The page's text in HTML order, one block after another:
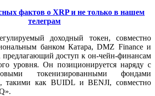
фактов о XRP и не только в нашем
телеграм
доходный токен, совместно
банком Катара, DMZ Finance и
предлагающий доступ к он-чейн-финансам
уровня. Он позиционируется наряду с
токенизированными фондами
такими как BUIDL и BENJI, совместно